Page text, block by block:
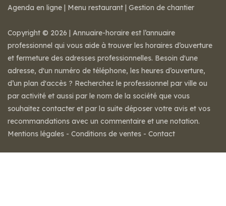
Agenda en ligne | Menu restaurant | Gestion de chantier
Copyright © 2026 | Annuaire-horaire est l’annuaire
professionnel qui vous aide à trouver les horaires d’ouverture
et fermeture des adresses professionnelles. Besoin d'une
adresse, d'un numéro de téléphone, les heures d’ouverture,
d’un plan d'accès ? Recherchez le professionnel par ville ou
par activité et aussi par le nom de la société que vous
souhaitez contacter et par la suite déposer votre avis et vos
recommandations avec un commentaire et une notation.
Mentions légales - Conditions de ventes - Contact